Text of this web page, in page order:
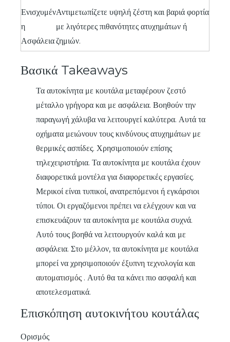
Ενισχυμέν
η
Ασφάλεια
Αντιμετωπίζετε υψηλή ζέστη και βαριά φορτία
με λιγότερες πιθανότητες ατυχημάτων ή
ζημιών.
Βασικά Takeaways
Τα αυτοκίνητα με κουτάλα μεταφέρουν ζεστό
μέταλλο γρήγορα και με ασφάλεια. Βοηθούν την
παραγωγή χάλυβα να λειτουργεί καλύτερα. Αυτά τα
οχήματα μειώνουν τους κινδύνους ατυχημάτων με
θερμικές ασπίδες. Χρησιμοποιούν επίσης
τηλεχειριστήρια. Τα αυτοκίνητα με κουτάλα έχουν
διαφορετικά μοντέλα για διαφορετικές εργασίες.
Μερικοί είναι τυπικοί, ανατρεπόμενοι ή εγκάρσιοι
τύποι. Οι εργαζόμενοι πρέπει να ελέγχουν και να
επισκευάζουν τα αυτοκίνητα με κουτάλα συχνά.
Αυτό τους βοηθά να λειτουργούν καλά και με
ασφάλεια. Στο μέλλον, τα αυτοκίνητα με κουτάλα
μπορεί να χρησιμοποιούν έξυπνη τεχνολογία και
αυτοματισμός . Αυτό θα τα κάνει πιο ασφαλή και
αποτελεσματικά.
Επισκόπηση αυτοκινήτου κουτάλας
Ορισμός